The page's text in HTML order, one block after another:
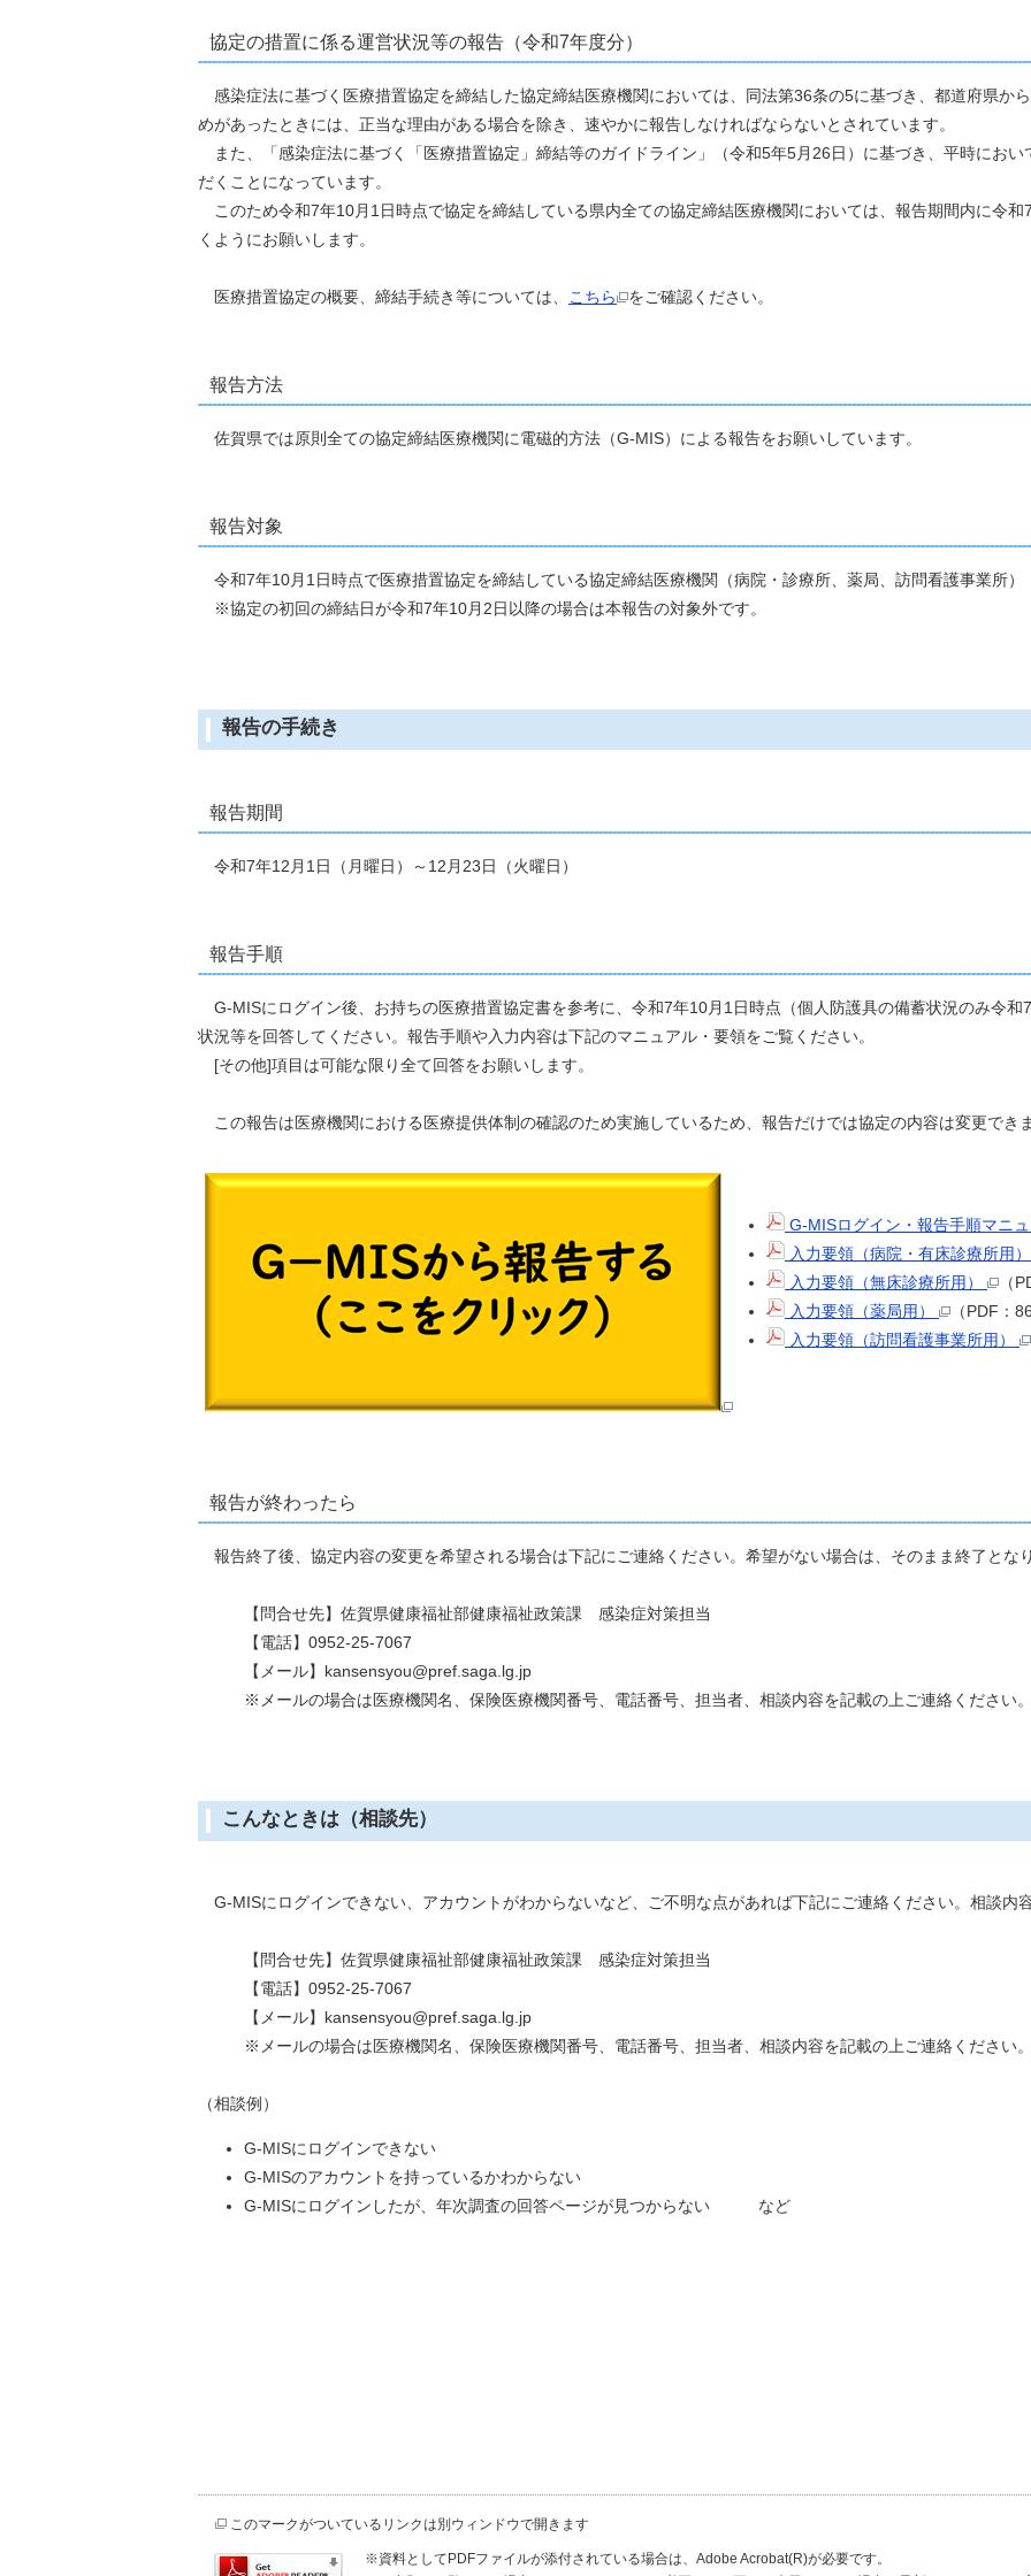
協定の措置に係る運営状況等の報告（令和7年度分）
感染症法に基づく医療措置協定を締結した協定締結医療機関においては、同法第36条の5に基づき、都道府県か
めがあったときには、正当な理由がある場合を除き、速やかに報告しなければならないとされています。
また、「感染症法に基づく「医療措置協定」締結等のガイドライン」（令和5年5月26日）に基づき、平時におい
だくことになっています。
このため令和7年10月1日時点で協定を締結している県内全ての協定締結医療機関においては、報告期間内に令
くようにお願いします。
医療措置協定の概要、締結手続き等については、 こちら をご確認ください。
報告方法
佐賀県では原則全ての協定締結医療機関に電磁的方法（G-MIS）による報告をお願いしています。
報告対象
令和7年10月1日時点で医療措置協定を締結している協定締結医療機関（病院・診療所、薬局、訪問看護事業所）
※協定の初回の締結日が令和7年10月2日以降の場合は本報告の対象外です。
報告の手続き
報告期間
令和7年12月1日（月曜日）～12月23日（火曜日）
報告手順
G-MISにログイン後、お持ちの医療措置協定書を参考に、令和7年10月1日時点（個人防護具の備蓄状況のみ令
状況等を回答してください。報告手順や入力内容は下記のマニュアル・要領をご覧ください。
[その他]項目は可能な限り全て回答をお願いします。
この報告は医療機関における医療提供体制の確認のため実施しているため、報告だけでは協定の内容は変更でき
G-MISログイン・報告手順マニ
入力要領（病院・有床診療所用）
入力要領（無床診療所用）
（
入力要領（薬局用）
（PDF：
入力要領（訪問看護事業所用）
報告が終わったら
報告終了後、協定内容の変更を希望される場合は下記にご連絡ください。希望がない場合は、そのまま終了となり
【問合せ先】佐賀県健康福祉部健康福祉政策課 感染症対策担当
【電話】0952-25-7067
【メール】kansensyou@pref.saga.lg.jp
※メールの場合は医療機関名、保険医療機関番号、電話番号、担当者、相談内容を記載の上ご連絡ください。
こんなときは（相談先）
G-MISにログインできない、アカウントがわからないなど、ご不明な点があれば下記にご連絡ください。相談内
【問合せ先】佐賀県健康福祉部健康福祉政策課 感染症対策担当
【電話】0952-25-7067
【メール】kansensyou@pref.saga.lg.jp
※メールの場合は医療機関名、保険医療機関番号、電話番号、担当者、相談内容を記載の上ご連絡ください。
（相談例）
G-MISにログインできない
G-MISのアカウントを持っているかわからない
G-MISにログインしたが、年次調査の回答ページが見つからない など
このマークがついているリンクは別ウィンドウで開きます
※資料としてPDFファイルが添付されている場合は、Adobe Acrobat(R)が必要です。